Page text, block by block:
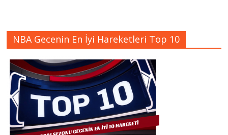
NBA Gecenin En İyi Hareketleri Top 10